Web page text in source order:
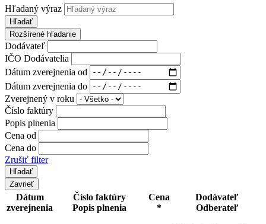
Hľadaný výraz
Hľadať
Rozšírené hľadanie
Dodávateľ
IČO Dodávatelia
Dátum zverejnenia od
Dátum zverejnenia do
Zverejnený v roku
Číslo faktúry
Popis plnenia
Cena od
Cena do
Zrušiť filter
Zavrieť
Dátum
zverejnenia
Číslo faktúry
Popis plnenia
Cena
*
Dodávateľ
Odberateľ